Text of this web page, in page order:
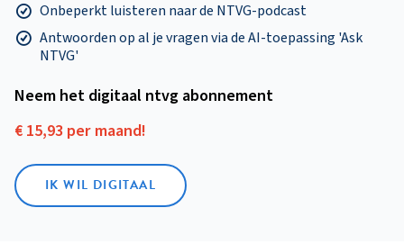
Onbeperkt luisteren naar de NTVG-podcast
Antwoorden op al je vragen via de AI-toepassing 'Ask
NTVG'
Neem het digitaal ntvg abonnement
€ 15,93 per maand!
IK WIL DIGITAAL